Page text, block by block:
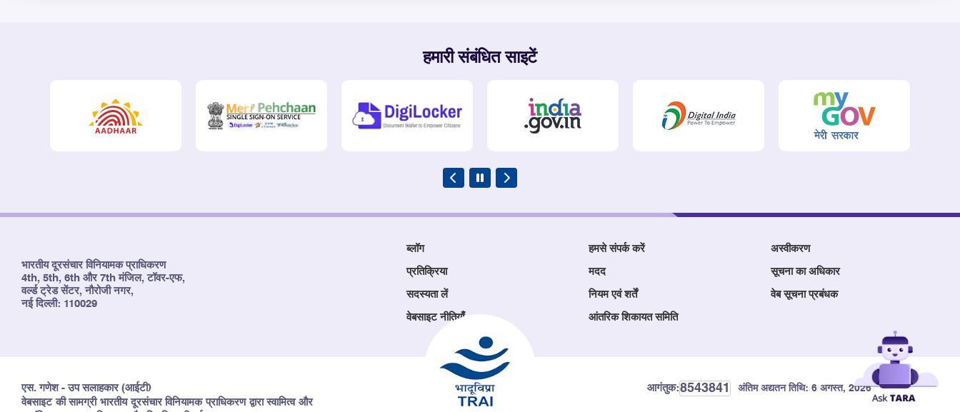
हमारी संबंधित साइटें
भारतीय दूरसंचार विनियामक प्राधिकरण
4th, 5th, 6th और 7th मंजिल, टॉवर-एफ,
वर्ल्ड ट्रेड सेंटर, नौरोजी नगर,
नई दिल्ली: 110029
ब्लॉग हमसे संपर्क करें अस्वीकरण
प्रतिक्रिया मदद सूचना का अधिकार
सदस्यता लें नियम एवं शर्तें वेब सूचना प्रबंधक
वेबसाइट नीतियाँ आंतरिक शिकायत समिति
एस. गणेश - उप सलाहकार (आईटी)
वेबसाइट की सामग्री भारतीय दूरसंचार विनियामक प्राधिकरण द्वारा स्वामित्व और
आगंतुक:8543841 अंतिम अद्यतन तिथि: 6 अगस्त, 2026